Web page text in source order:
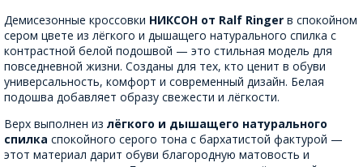
Демисезонные кроссовки НИКСОН от Ralf Ringer в спокойном
сером цвете из лёгкого и дышащего натурального спилка с
контрастной белой подошвой — это стильная модель для
повседневной жизни. Созданы для тех, кто ценит в обуви
универсальность, комфорт и современный дизайн. Белая
подошва добавляет образу свежести и лёгкости.
Верх выполнен из лёгкого и дышащего натурального
спилка спокойного серого тона с бархатистой фактурой —
этот материал дарит обуви благородную матовость и